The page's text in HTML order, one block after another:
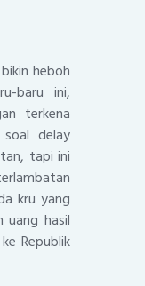
heboh
baru ini,
terkena
delay
tapi ini
kru yang
uang hasil
Republik